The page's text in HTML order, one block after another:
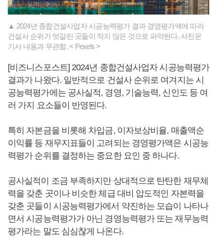
▲ 2024년 종합건설사업자 시공능력평가 결과 경영평가액에 따라
건설사 순위가 엇갈린 곳들이 적지 않은 것으로 파악된다. 사진은
기사 내용과 무관함. < Pexels >
[비즈니스포스트] 2024년 종합건설사업자 시공능력평가
결과가 나왔다. 일반적으로 건설사 순위로 여겨지는 시
공능력평가에는 공사실적, 경영, 기술능력, 신인도 등 여
러 가지 요소들이 반영된다.
특히 자본금을 비롯해 차입금, 이자보상비율, 매출액순
이익률 등 재무지표들이 고려되는 경영평가액은 시공능
력평가 순위를 결정하는 중요한 요인 중 하나다.
공사실적이 조금 부족하지만 상대적으로 탄탄한 재무체
력을 갖춘 곳이나 비슷한 체급 대비 압도적인 자본력을
갖춘 곳들이 시공능력평가에서 약진하는 모습이 나타나
면서 시공능력평가가 아닌 경영능력평가 또는 재무능력
평가라는 말도 심심찮게 나온다.